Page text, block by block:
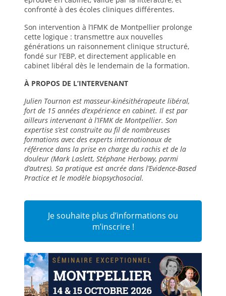
confronté à des écoles cliniques différentes.
Son intervention à l’IFMK de Montpellier prolonge
cette logique : transmettre aux nouvelles
générations un raisonnement clinique structuré,
fondé sur l’EBP, et directement applicable en
cabinet libéral dès le lendemain de la formation.
À PROPOS DE L’INTERVENANT
Julien Tournon est masseur-kinésithérapeute libéral,
fort de 15 années d’expérience en cabinet. Il est par
ailleurs intervenant à l’IFMK de Montpellier. Son
expertise s’est construite au fil de nombreuses
formations avec des experts internationaux de
référence dans la prise en charge du rachis et de la
douleur (Mark Laslett, Stéphane Herbowy, parmi
d’autres). Sa pratique est ancrée dans l’Evidence-Based
Practice et le modèle biopsychosocial.
Je souhaite plus d’informations ou
m’inscrire !